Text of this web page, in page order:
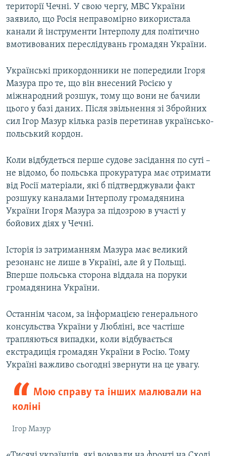
території Чечні. У свою чергу, МВС України
заявило, що Росія неправомірно використала
канали й інструменти Інтерполу для політично
вмотивованих переслідувань громадян України.
Українські прикордонники не попередили Ігоря
Мазура про те, що він внесений Росією у
міжнародний розшук, тому що вони не бачили
цього у базі даних. Після звільнення зі Збройних
сил Ігор Мазур кілька разів перетинав українсько-
польський кордон.
Коли відбудеться перше судове засідання по суті –
не відомо, бо польська прокуратура має отримати
від Росії матеріали, які б підтверджували факт
розшуку каналами Інтерполу громадянина
України Ігоря Мазура за підозрою в участі у
бойових діях у Чечні.
Історія із затриманням Мазура має великий
резонанс не лише в Україні, але й у Польщі.
Вперше польська сторона віддала на поруки
громадянина України.
Останнім часом, за інформацією генерального
консульства України у Любліні, все частіше
трапляються випадки, коли відбувається
екстрадиція громадян України в Росію. Тому
Україні важливо сьогодні звернути на це увагу.
Мою справу та інших малювали на
коліні
Ігор Мазур